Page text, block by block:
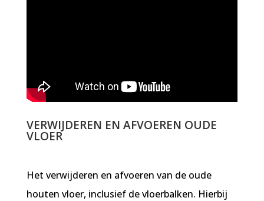
VERWIJDEREN EN AFVOEREN OUDE
VLOER
Het verwijderen en afvoeren van de oude
houten vloer, inclusief de vloerbalken. Hierbij